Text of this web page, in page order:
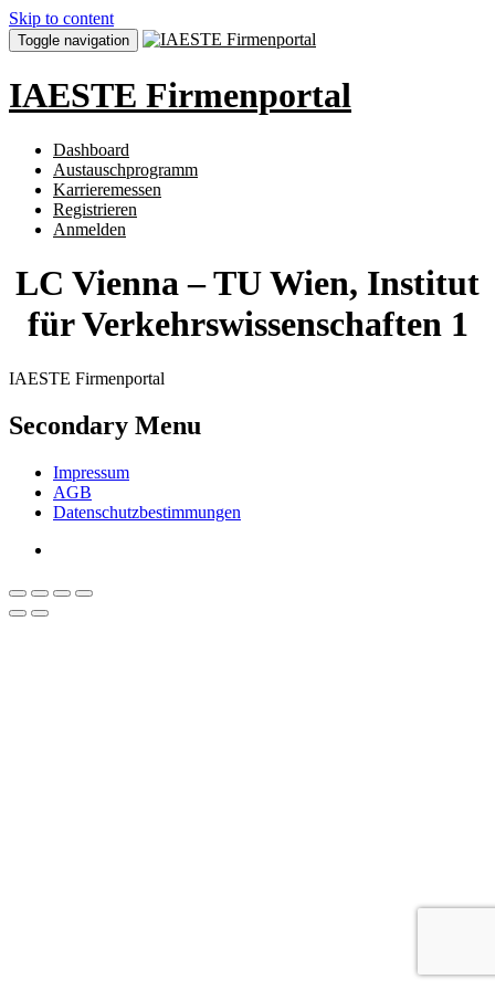
Skip to content
Toggle navigation
IAESTE Firmenportal
Dashboard
Austauschprogramm
Karrieremessen
Registrieren
Anmelden
LC Vienna – TU Wien, Institut
für Verkehrswissenschaften 1
IAESTE Firmenportal
Secondary Menu
Impressum
AGB
Datenschutzbestimmungen